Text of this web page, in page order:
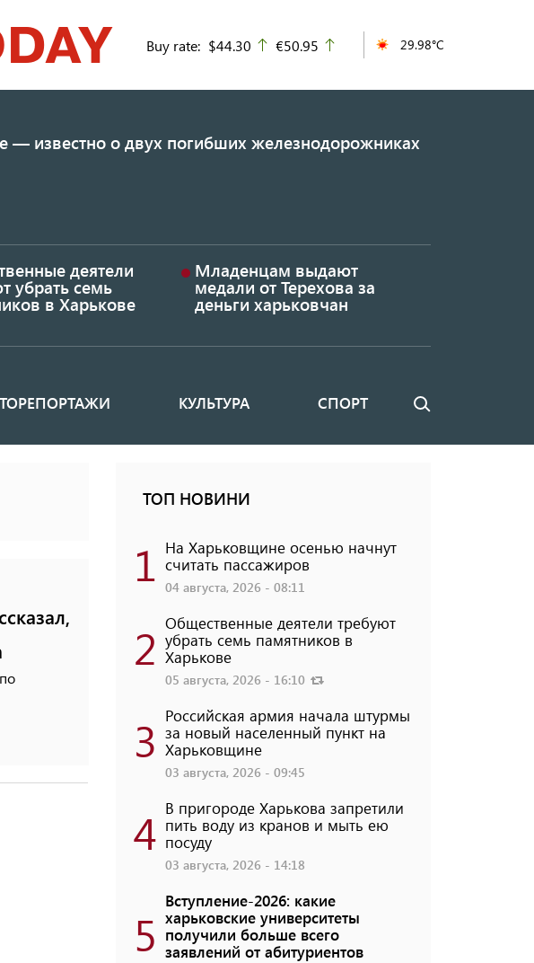
Buy rate: $44.30 up
€50.95 29.98°C
— известно о двух погибших железнодорожниках
деятели
убрать семь
в Харькове
Младенцам выдают
медали от Терехова за
деньги харьковчан
КУЛЬТУРА СПОРТ Поиск
ТОП НОВИНИ
1 На Харьковщине осенью начнут
считать пассажиров
04 августа, 2026 - 08:11
2 Общественные деятели требуют
убрать семь памятников в
Харькове
05 августа, 2026 - 16:10
3 Российская армия начала штурмы
за новый населенный пункт на
Харьковщине
03 августа, 2026 - 09:45
4 В пригороде Харькова запретили
пить воду из кранов и мыть ею
посуду
03 августа, 2026 - 14:18
5
Вступление-2026: какие
харьковские университеты
получили больше всего
заявлений от абитуриентов